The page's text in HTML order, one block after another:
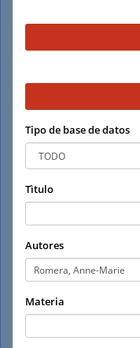
Tipo de base de datos
Tìtulo
Autores
Materia